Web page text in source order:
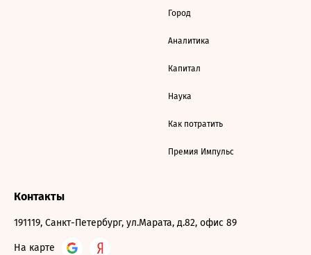
Город
Аналитика
Капитал
Наука
Как потратить
Премия Импульс
Контакты
191119, Санкт-Петербург, ул.Марата, д.82, офис 89
На карте